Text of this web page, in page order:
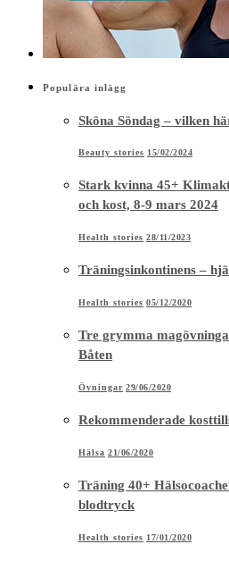
Populära inlägg
Sköna Söndag – vilken
Beauty stories 15/02/2024
Stark kvinna 45+
och kost, 8-9 mars 2024
Health stories 28/11/2023
Träningsinkontinens –
Health stories 05/12/2020
Tre grymma
Båten
Övningar 29/06/2020
Rekommenderade
Hälsa 21/06/2020
Träning 40+
blodtryck
Health stories 17/01/2020